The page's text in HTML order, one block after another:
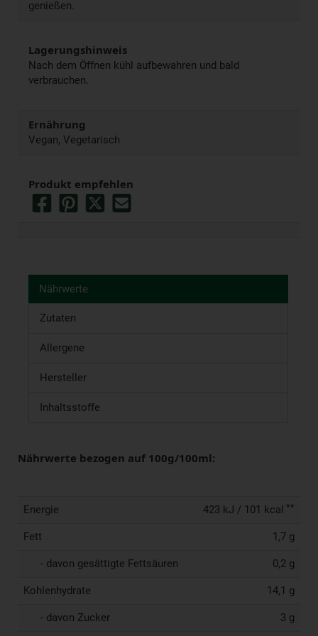
genießen.
Lagerungshinweis
Nach dem Öffnen kühl aufbewahren und bald
verbrauchen.
Ernährung
Vegan, Vegetarisch
Produkt empfehlen
Nährwerte
Zutaten
Allergene
Hersteller
Inhaltsstoffe
Nährwerte bezogen auf 100g/100ml:
Energie 423 kJ / 101 kcal **
Fett 1,7 g
- davon gesättigte Fettsäuren 0,2 g
Kohlenhydrate 14,1 g
- davon Zucker 3 g